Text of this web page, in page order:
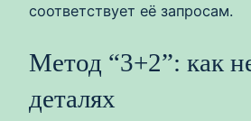
соответствует её запросам.
Метод “3+2”: как
деталях